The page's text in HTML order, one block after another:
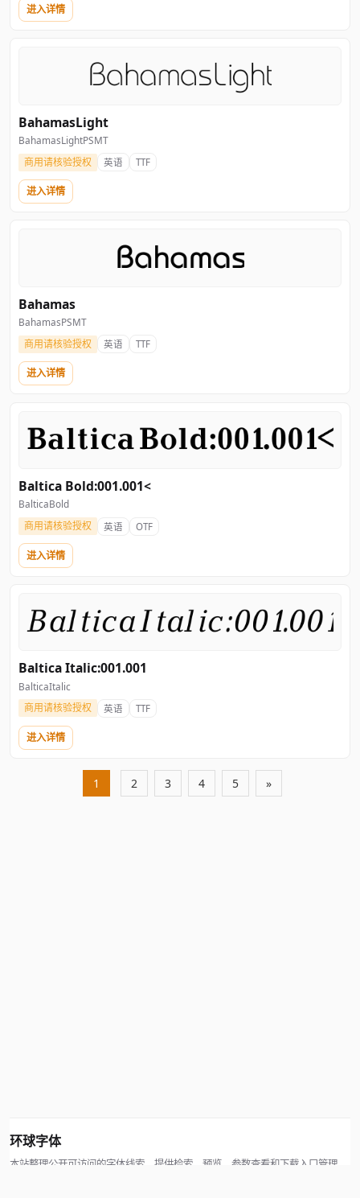
进入详情
BahamasLight
BahamasLightPSMT
商用请核验授权 英语 TTF
进入详情
Bahamas
BahamasPSMT
商用请核验授权 英语 TTF
进入详情
Baltica Bold:001.001<
BalticaBold
商用请核验授权 英语 OTF
进入详情
Baltica Italic:001.001
BalticaItalic
商用请核验授权 英语 TTF
进入详情
1 2 3 4 5 »
环球字体
本站整理公开可访问的字体线索，提供检索、预览、参数查看和下载入口管理。